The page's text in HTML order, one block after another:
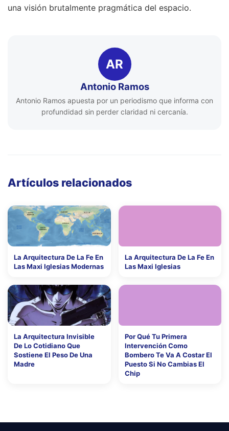
una visión brutalmente pragmática del espacio.
AR
Antonio Ramos
Antonio Ramos apuesta por un periodismo que informa con
profundidad sin perder claridad ni cercanía.
Artículos relacionados
La Arquitectura De La Fe En
Las Maxi Iglesias Modernas
La Arquitectura De La Fe En
Las Maxi Iglesias
La Arquitectura Invisible
De Lo Cotidiano Que
Sostiene El Peso De Una
Madre
Por Qué Tu Primera
Intervención Como
Bombero Te Va A Costar El
Puesto Si No Cambias El
Chip